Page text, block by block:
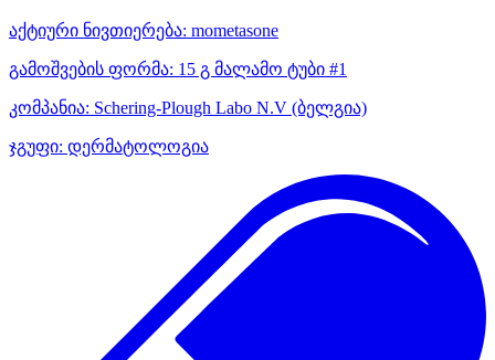
აქტიური ნივთიერება: mometasone
გამოშვების ფორმა: 15 გ მალამო ტუბი #1
კომპანია: Schering-Plough Labo N.V (ბელგია)
ჯგუფი: დერმატოლოგია